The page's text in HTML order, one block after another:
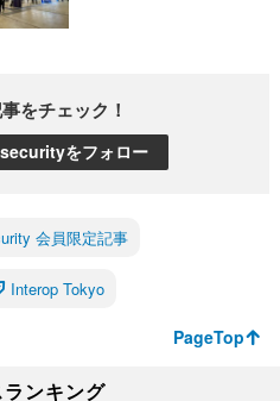
をチェック！
をフォロー
会員限定記事
Interop Tokyo
PageTop
ランキング